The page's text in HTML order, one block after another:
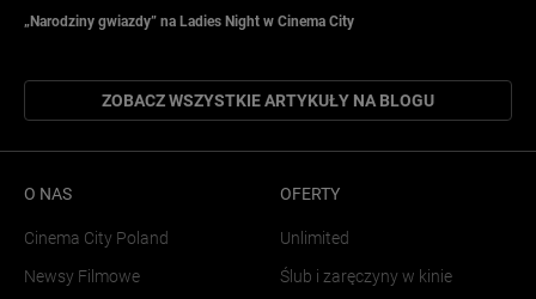
„Narodziny gwiazdy” na Ladies Night w Cinema City
ZOBACZ WSZYSTKIE ARTYKUŁY NA BLOGU
O NAS
Cinema City Poland
Newsy Filmowe
OFERTY
Unlimited
Ślub i zaręczyny w kinie